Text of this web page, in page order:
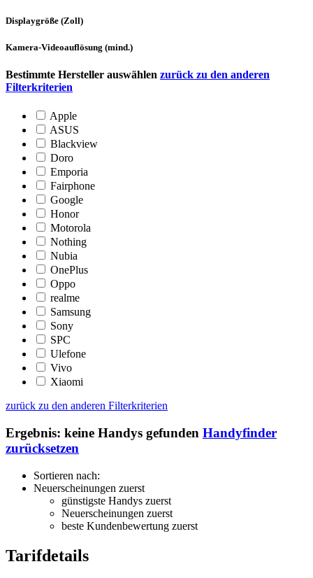
Displaygröße (Zoll)
Kamera-Videoauflösung (mind.)
Bestimmte Hersteller auswählen zurück zu den anderen
Filterkriterien
Apple
ASUS
Blackview
Doro
Emporia
Fairphone
Google
Honor
Motorola
Nothing
Nubia
OnePlus
Oppo
realme
Samsung
Sony
SPC
Ulefone
Vivo
Xiaomi
zurück zu den anderen Filterkriterien
Ergebnis: keine Handys gefunden Handyfinder
zurücksetzen
Sortieren nach:
Neuerscheinungen zuerst
günstigste Handys zuerst
Neuerscheinungen zuerst
beste Kundenbewertung zuerst
Tarifdetails